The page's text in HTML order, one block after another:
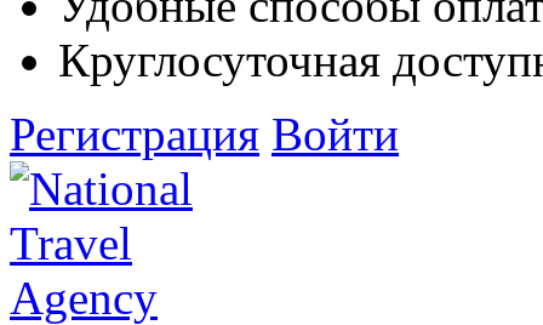
Круглосуточная
Регистрация Войти